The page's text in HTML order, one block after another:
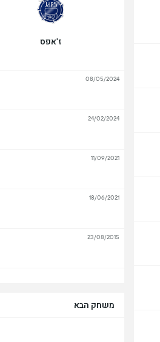
משחק הבא
ז'אפס
08/05/2024
24/02/2024
11/09/2021
18/06/2021
23/08/2015